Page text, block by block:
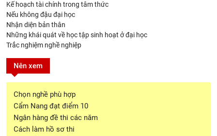
Kế hoạch tài chính trong tâm thức
Nếu không đậu đại học
Nhận diện bản thân
Những khái quát về học tập sinh hoạt ở đại học
Trắc nghiệm nghề nghiệp
Nên xem
Chọn nghề phù hợp
Cẩm Nang đạt điểm 10
Ngân hàng đề thi các năm
Cách làm hồ sơ thi